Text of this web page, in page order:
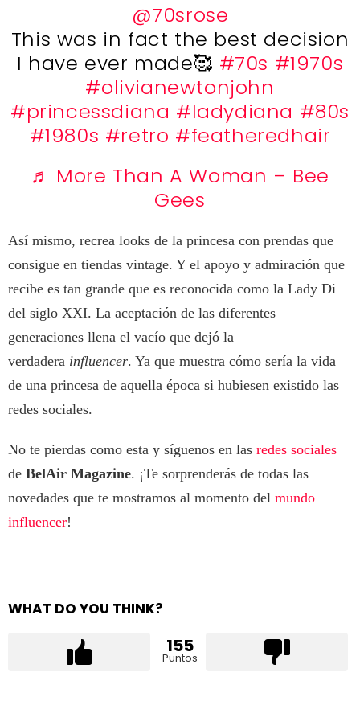
@70srose
This was in fact the best decision
I have ever made🥰 #70s #1970s
#olivianewtonjohn
#princessdiana #ladydiana #80s
#1980s #retro #featheredhair
♬ More Than A Woman – Bee
Gees
Así mismo, recrea looks de la princesa con prendas que
consigue en tiendas vintage. Y el apoyo y admiración que
recibe es tan grande que es reconocida como la Lady Di
del siglo XXI. La aceptación de las diferentes
generaciones llena el vacío que dejó la
verdadera influencer. Ya que muestra cómo sería la vida
de una princesa de aquella época si hubiesen existido las
redes sociales.
No te pierdas como esta y síguenos en las redes sociales
de BelAir Magazine. ¡Te sorprenderás de todas las
novedades que te mostramos al momento del mundo
influencer!
WHAT DO YOU THINK?
155
Puntos